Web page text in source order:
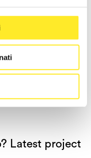
sei un Ebolter?
Latest project